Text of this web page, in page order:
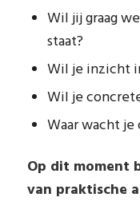
Wil jij graag
staat?
Wil je inzicht
Wil je
Waar wacht
Op dit moment
van praktische